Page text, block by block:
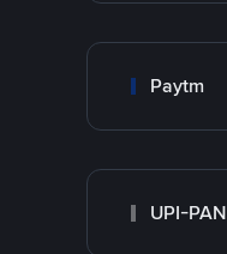
Paytm
UPI-PAN